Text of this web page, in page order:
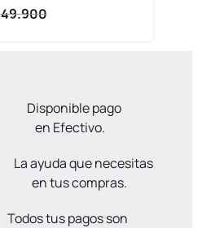
49.900
Disponible pago
en Efectivo.
La ayuda que necesitas
en tus compras.
Todos tus pagos son